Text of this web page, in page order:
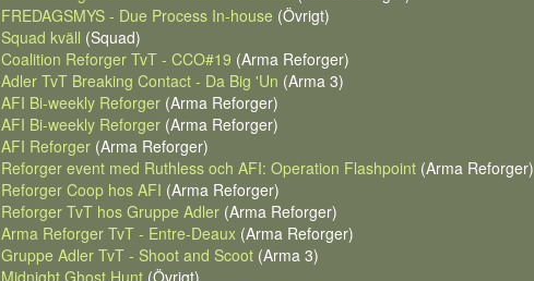
FREDAGSMYS - Due Process In-house (Övrigt)
Squad kväll (Squad)
Coalition Reforger TvT - CCO#19 (Arma Reforger)
Adler TvT Breaking Contact - Da Big 'Un (Arma 3)
AFI Bi-weekly Reforger (Arma Reforger)
AFI Bi-weekly Reforger (Arma Reforger)
AFI Reforger (Arma Reforger)
Reforger event med Ruthless och AFI: Operation Flashpoint (Arma Reforger)
Reforger Coop hos AFI (Arma Reforger)
Reforger TvT hos Gruppe Adler (Arma Reforger)
Arma Reforger TvT - Entre-Deaux (Arma Reforger)
Gruppe Adler TvT - Shoot and Scoot (Arma 3)
Midnight Ghost Hunt (Övrigt)